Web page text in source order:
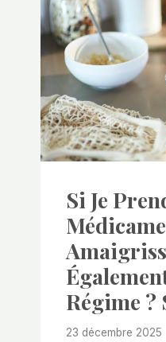
Si Je
Régime ?
23 décembre 2025